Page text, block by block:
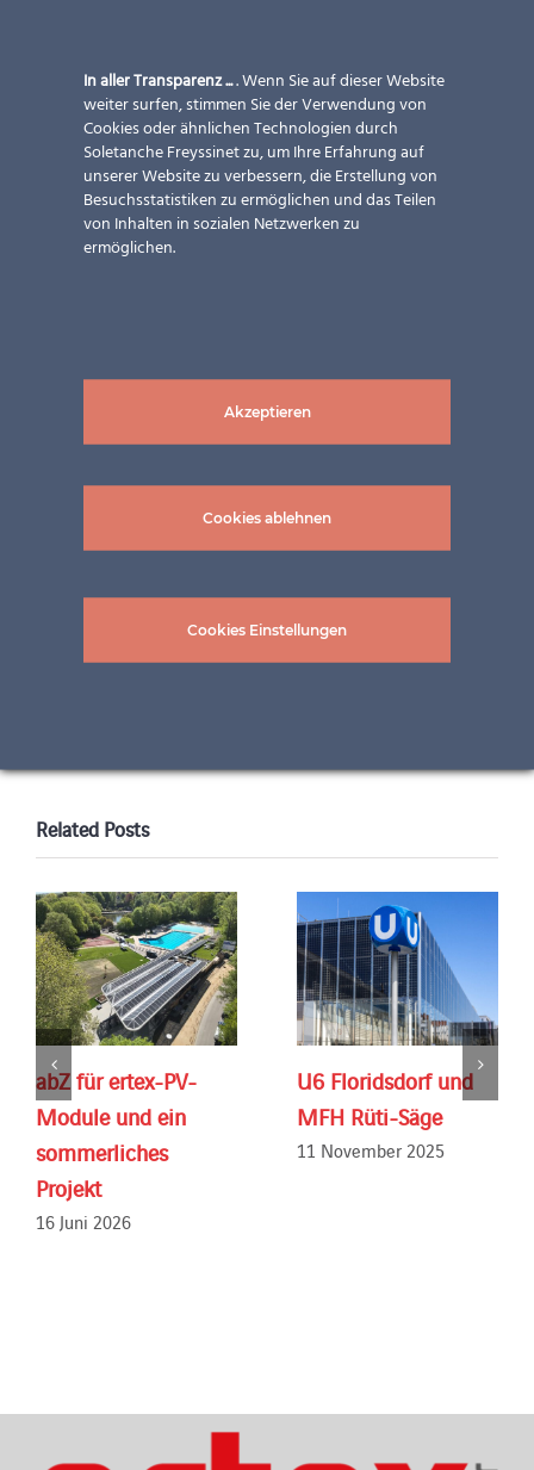
Lärmschutzwand ergibt sich nicht nur die eigene
Energieproduktion als Vorteil, sondern es sieht auch
optisch äußerst ansprechend aus.
Aber überzeugen Sie sich selbst in unserem Youtube-
Video über drei unserer Lärmschutzwandprojekte!
Diesen Inhalt teilen !
Related Posts
abZ für ertex-PV-
Module und ein
sommerliches
Projekt
16 Juni 2026
U6 Floridsdorf und
MFH Rüti-Säge
11 November 2025
In aller Transparenz .... Wenn Sie auf dieser Website
weiter surfen, stimmen Sie der Verwendung von
Cookies oder ähnlichen Technologien durch
Soletanche Freyssinet zu, um Ihre Erfahrung auf
unserer Website zu verbessern, die Erstellung von
Besuchsstatistiken zu ermöglichen und das Teilen
von Inhalten in sozialen Netzwerken zu
ermöglichen.
Akzeptieren
Cookies ablehnen
Cookies Einstellungen